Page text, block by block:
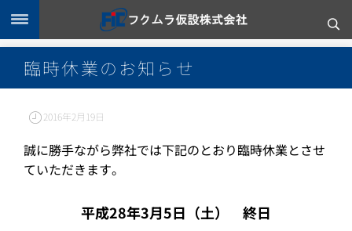
臨時休業のお知らせ
2016年2月19日
誠に勝手ながら弊社では下記のとおり臨時休業とさせ
ていただきます。
平成28年3月5日（土） 終日